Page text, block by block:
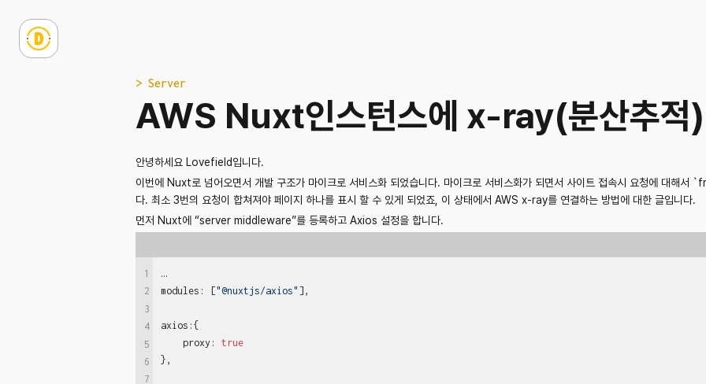
> Server
AWS Nuxt인스턴스에 x-ray(분산추적)
안녕하세요 Lovefield입니다.
이번에 Nuxt로 넘어오면서 개발 구조가 마이크로 서비스화 되었습니다. 마이크로 서비스화가 되면서 사이트 접속시 요청에 대
다. 최소 3번의 요청이 합쳐져야 페이지 하나를 표시 할 수 있게 되었죠, 이 상태에서 AWS x-ray를 연결하는 방법에 대한 글입니다.
먼저 Nuxt에 “server middleware”를 등록하고 Axios 설정을 합니다.
1
2
3
4
5
6
7
…
modules : ["@nuxtjs/axios" ] ,
axios : {
    proxy
:
true
} ,